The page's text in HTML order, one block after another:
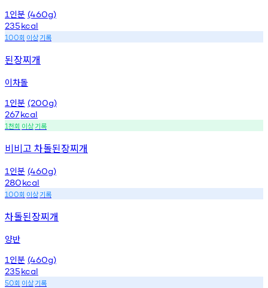
1 인분 (460g)
235kcal
100회 이상기록
된장찌개
이차돌
1 인분 (200g)
267kcal
1천회 이상기록
비비고 차돌된장찌개
1 인분 (460g)
280kcal
100회 이상기록
차돌된장찌개
양반
1 인분 (460g)
235kcal
50회 이상기록